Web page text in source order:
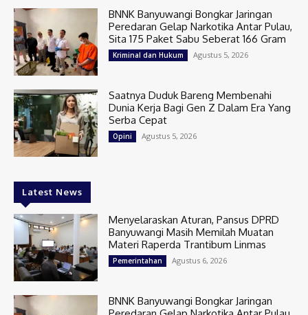
BNNK Banyuwangi Bongkar Jaringan
Peredaran Gelap Narkotika Antar Pulau,
Sita 175 Paket Sabu Seberat 166 Gram
Kriminal dan Hukum Agustus 5, 2026
Saatnya Duduk Bareng Membenahi
Dunia Kerja Bagi Gen Z Dalam Era Yang
Serba Cepat
Opini Agustus 5, 2026
Latest News
Menyelaraskan Aturan, Pansus DPRD
Banyuwangi Masih Memilah Muatan
Materi Raperda Trantibum Linmas
Pemerintahan Agustus 6, 2026
BNNK Banyuwangi Bongkar Jaringan